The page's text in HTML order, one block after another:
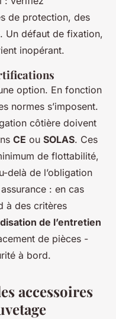
de protection, des
Un défaut de fixation,
inopérant.
option. En fonction
normes s’imposent.
côtière doivent
CE ou SOLAS. Ces
de flottabilité,
delà de l’obligation
: en cas
à des critères
de l’entretien
de pièces -
à bord.
accessoires